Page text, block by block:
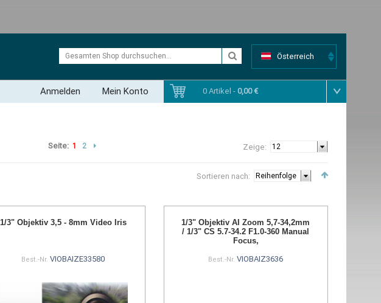
Österreich
Mein Konto
Anmelden 0 Artikel - 0,00 €
Zeige:
Seite: 1 2
Sortieren nach:
1/3" Objektiv 3,5 - 8mm Video Iris
Best.-Nr.VIOBAIZE33580
1/3" Objektiv AI Zoom 5,7-34,2mm
/ 1/3" CS 5.7-34.2 F1.0-360 Manual
Focus,
Best.-Nr.VIOBAIZ3636